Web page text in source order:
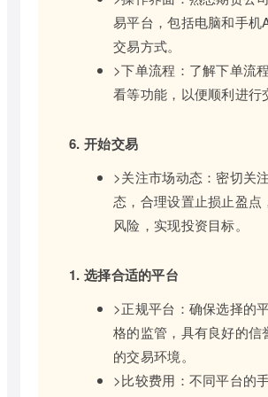
易平台，包括电脑和手机
交易方式。
>下单流程：了解下单流
看等功能，以便顺利进行
6. 开始交易
>关注市场动态：密切关
态，合理设置止损止盈点
风险，实现投资目标。
1. 选择合适的平台
>正规平台：确保选择的
格的监管，具有良好的信
的交易环境。
>比较费用：不同平台的